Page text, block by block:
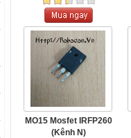
MO15 Mosfet IRFP260
(Kênh N)